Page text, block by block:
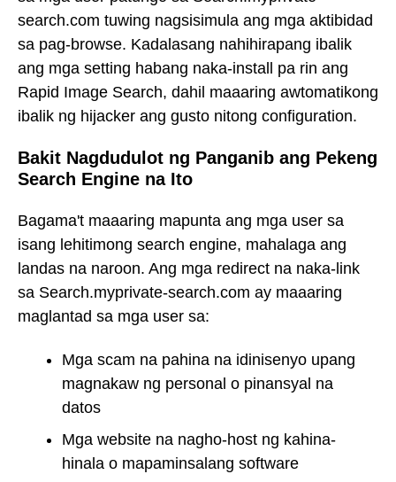
search.com tuwing nagsisimula ang mga aktibidad
sa pag-browse. Kadalasang nahihirapang ibalik
ang mga setting habang naka-install pa rin ang
Rapid Image Search, dahil maaaring awtomatikong
ibalik ng hijacker ang gusto nitong configuration.
Bakit Nagdudulot ng Panganib ang Pekeng
Search Engine na Ito
Bagama't maaaring mapunta ang mga user sa
isang lehitimong search engine, mahalaga ang
landas na naroon. Ang mga redirect na naka-link
sa Search.myprivate-search.com ay maaaring
maglantad sa mga user sa:
Mga scam na pahina na idinisenyo upang
magnakaw ng personal o pinansyal na
datos
Mga website na nagho-host ng kahina-
hinala o mapaminsalang software